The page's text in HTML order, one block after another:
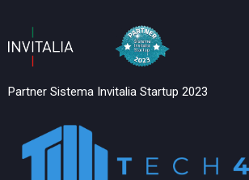
Partner Sistema Invitalia Startup 2023